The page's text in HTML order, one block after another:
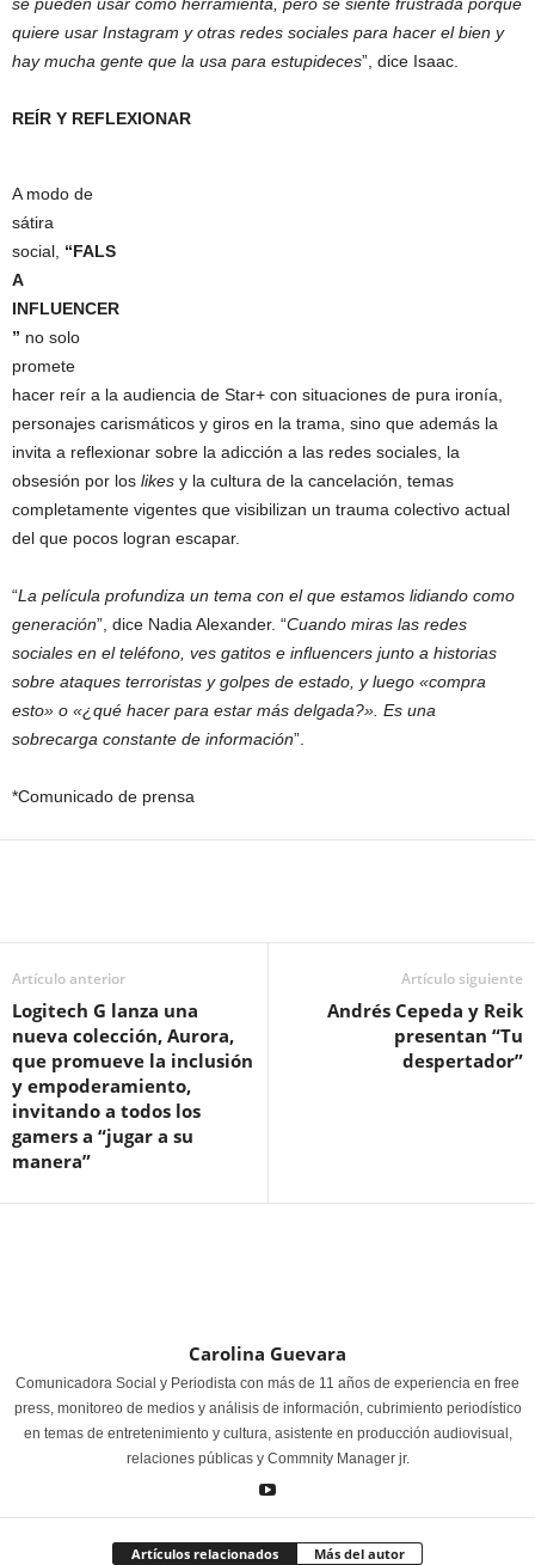
se pueden usar como herramienta, pero se siente frustrada porque
quiere usar Instagram y otras redes sociales para hacer el bien y
hay mucha gente que la usa para estupideces”, dice Isaac.
REÍR Y REFLEXIONAR
A modo de
sátira
social, “FALS
A
INFLUENCER
” no solo
promete
hacer reír a la audiencia de Star+ con situaciones de pura ironía,
personajes carismáticos y giros en la trama, sino que además la
invita a reflexionar sobre la adicción a las redes sociales, la
obsesión por los likes y la cultura de la cancelación, temas
completamente vigentes que visibilizan un trauma colectivo actual
del que pocos logran escapar.
“La película profundiza un tema con el que estamos lidiando como
generación”, dice Nadia Alexander. “Cuando miras las redes
sociales en el teléfono, ves gatitos e influencers junto a historias
sobre ataques terroristas y golpes de estado, y luego «compra
esto» o «¿qué hacer para estar más delgada?». Es una
sobrecarga constante de información”.
*Comunicado de prensa
Artículo anterior
Logitech G lanza una
nueva colección, Aurora,
que promueve la inclusión
y empoderamiento,
invitando a todos los
gamers a “jugar a su
manera”
Artículo siguiente
Andrés Cepeda y Reik
presentan “Tu
despertador”
Carolina Guevara
Comunicadora Social y Periodista con más de 11 años de experiencia en free
press, monitoreo de medios y análisis de información, cubrimiento periodístico
en temas de entretenimiento y cultura, asistente en producción audiovisual,
relaciones públicas y Commnity Manager jr.
Artículos relacionados Más del autor